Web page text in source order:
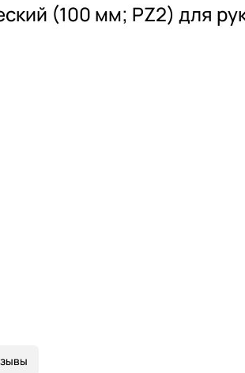
(100 мм; PZ2) для